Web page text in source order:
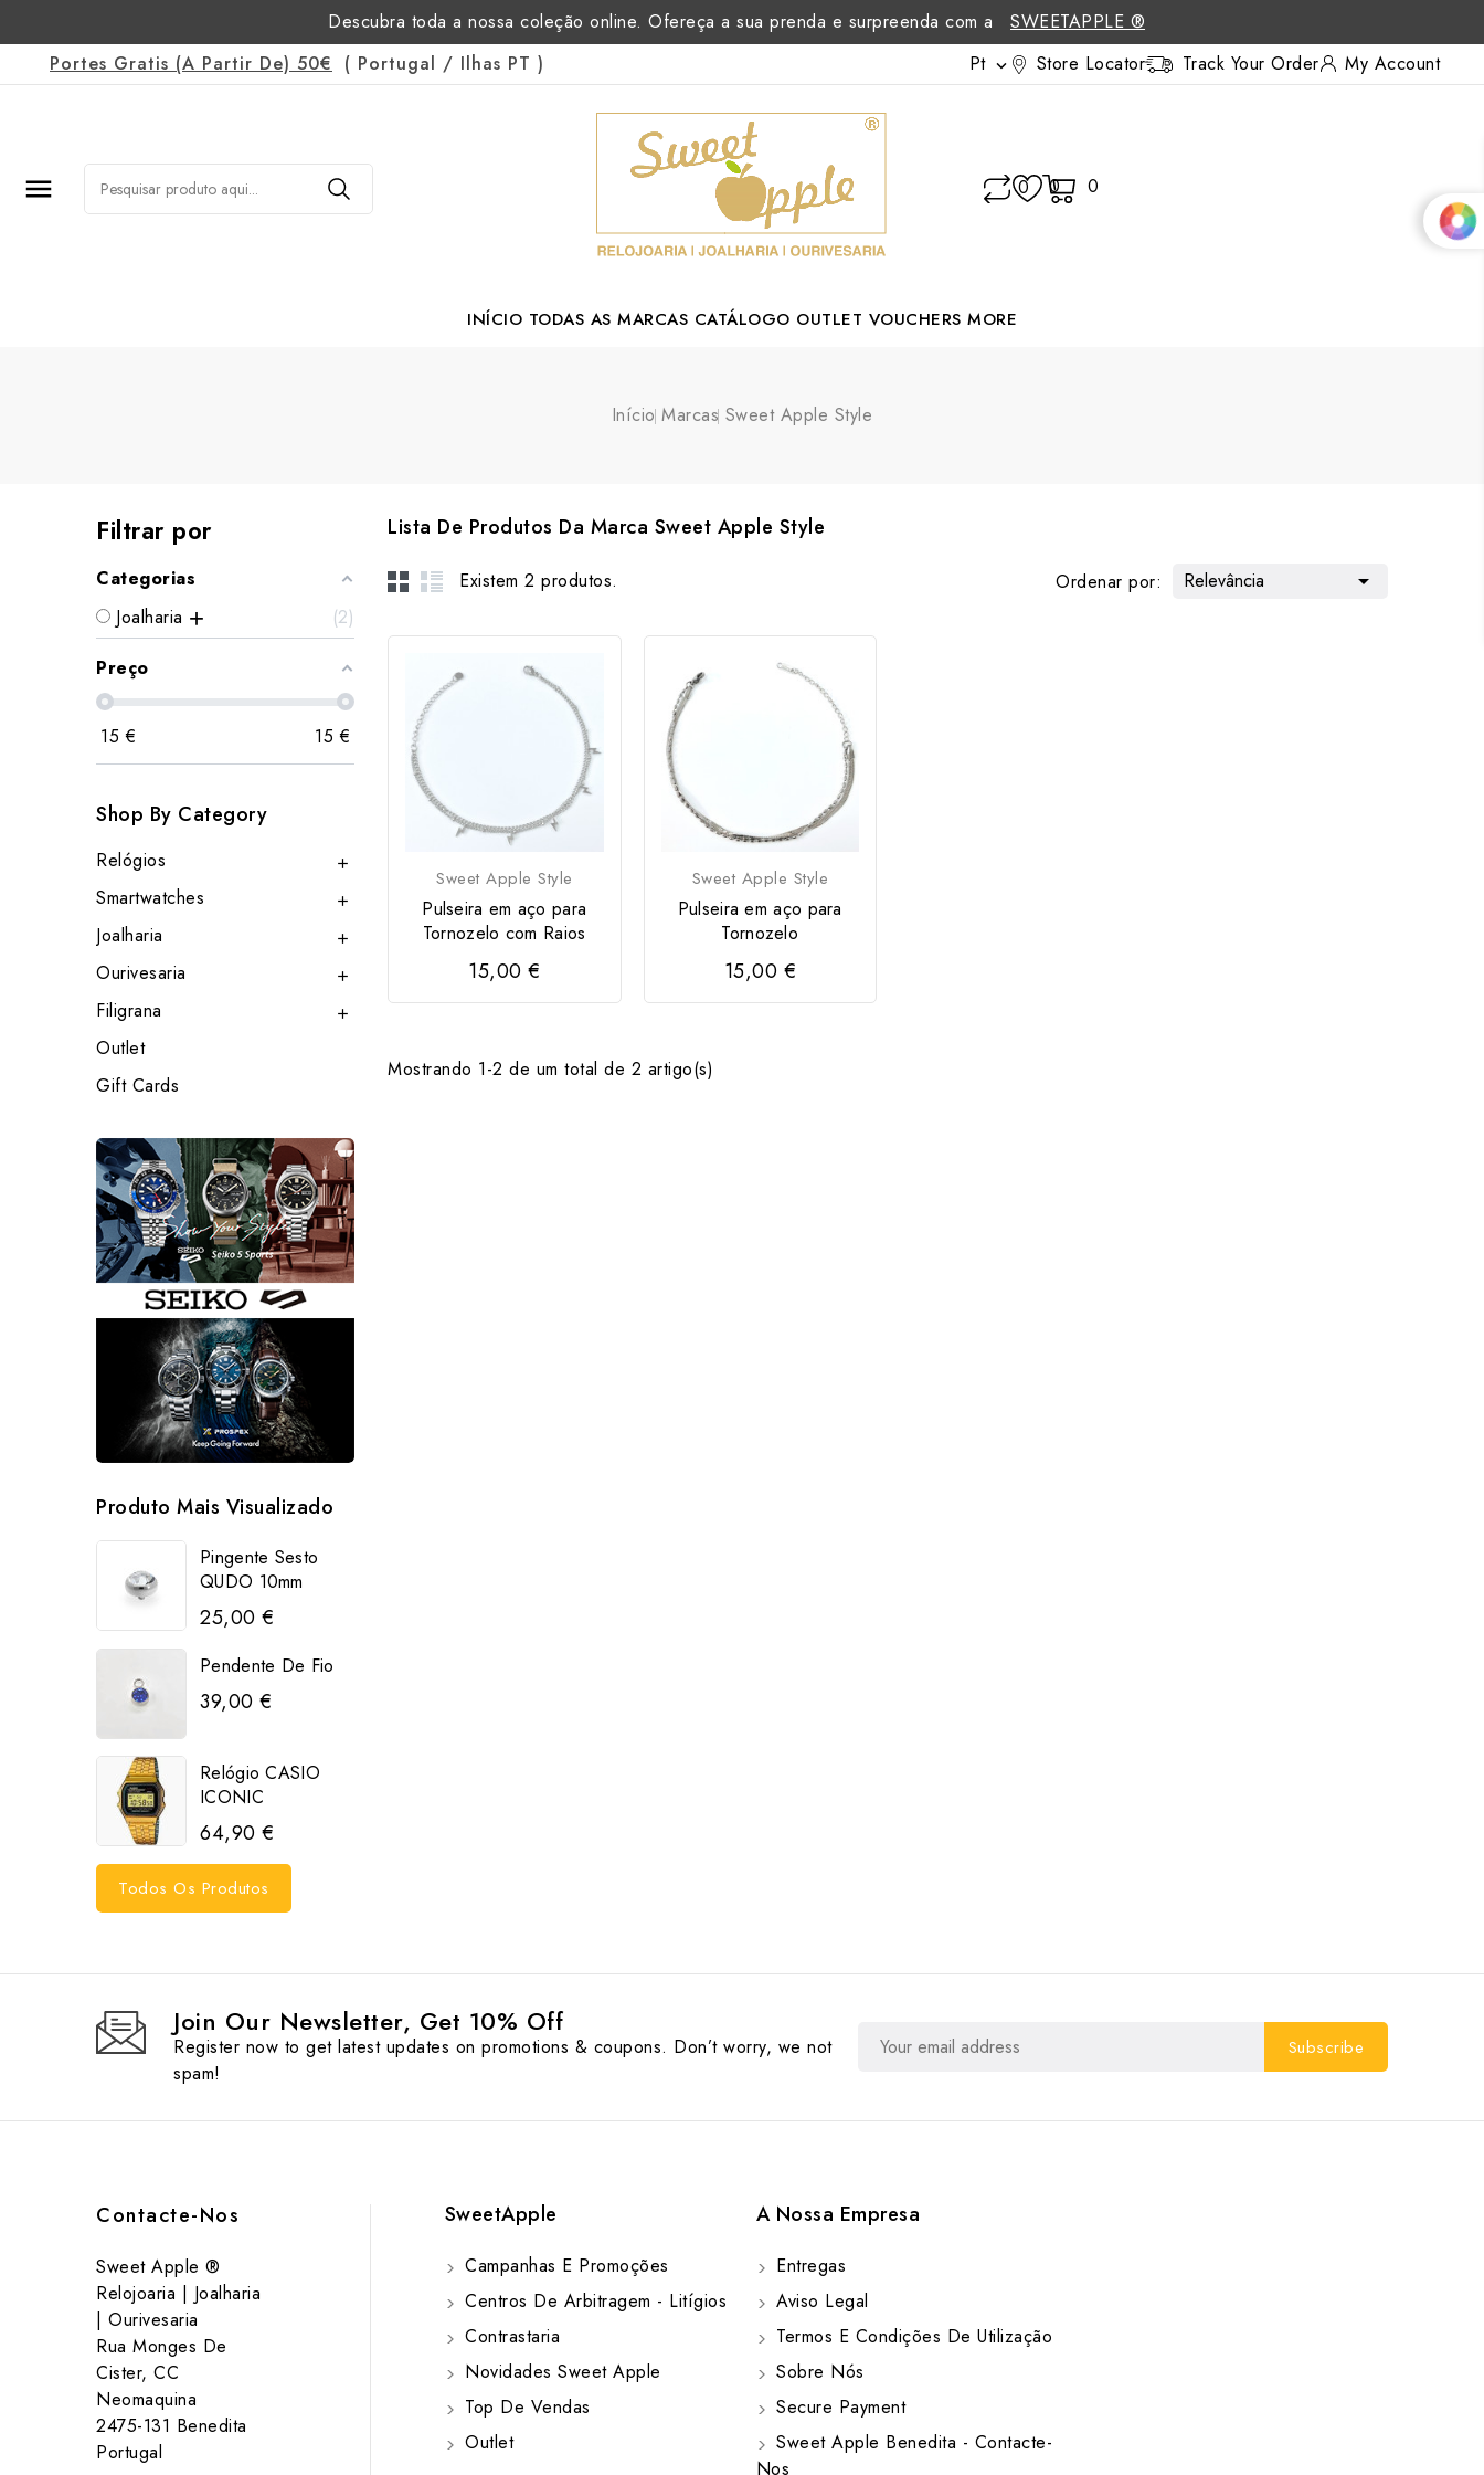
Descubra toda a nossa coleção online. Ofereça a sua prenda e surpreenda com a
SWEETAPPLE ®
Portes Gratis (a Partir De) 50€ ( Portugal / Ilhas PT ) Pt  Store Locator Track Your Order My Account
 0 0 0
INÍCIO TODAS AS MARCAS CATÁLOGO OUTLET VOUCHERS MORE
Início Marcas Sweet Apple Style
Filtrar por
Categorias
Joalharia
2
Preço
15 € 15 €
Shop By Category
Relógios 
Smartwatches 
Joalharia 
Ourivesaria 
Filigrana 
Outlet
Gift Cards
Produto Mais Visualizado
Pingente Sesto
QUDO 10mm
25,00 €
Pendente De Fio
39,00 €
Relógio CASIO
ICONIC
64,90 €
Todos Os Produtos
Lista De Produtos Da Marca Sweet Apple Style
Existem 2 produtos. Ordenar por: Relevância 
Sweet Apple Style
Pulseira em aço para
Tornozelo com Raios
15,00 €
Sweet Apple Style
Pulseira em aço para
Tornozelo
15,00 €
Mostrando 1-2 de um total de 2 artigo(s)
Join Our Newsletter, Get 10% Off
Register now to get latest updates on promotions & coupons. Don’t worry, we not
spam!
Contacte-Nos
Sweet Apple ®
Relojoaria | Joalharia
| Ourivesaria
Rua Monges De
Cister, CC
Neomaquina
2475-131 Benedita
Portugal
SweetApple
Campanhas E Promoções
Centros De Arbitragem - Litígios
Contrastaria
Novidades Sweet Apple
Top De Vendas
Outlet
A Nossa Empresa
Entregas
Aviso Legal
Termos E Condições De Utilização
Sobre Nós
Secure Payment
Sweet Apple Benedita - Contacte-
Nos